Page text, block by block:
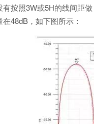
有按照3W或5H的线间距
在48dB，如下图所示：